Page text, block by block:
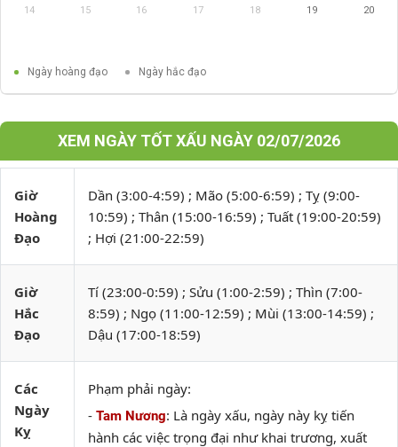
14 15 16 17 18 19 20
Ngày hoàng đạo Ngày hắc đạo
XEM NGÀY TỐT XẤU NGÀY 02/07/2026
Giờ
Hoàng
Đạo
Dần (3:00-4:59) ; Mão (5:00-6:59) ; Tỵ (9:00-
10:59) ; Thân (15:00-16:59) ; Tuất (19:00-20:59)
; Hợi (21:00-22:59)
Giờ
Hắc
Đạo
Tí (23:00-0:59) ; Sửu (1:00-2:59) ; Thìn (7:00-
8:59) ; Ngọ (11:00-12:59) ; Mùi (13:00-14:59) ;
Dậu (17:00-18:59)
Các
Ngày
Kỵ
Phạm phải ngày:
- Tam Nương: Là ngày xấu, ngày này kỵ tiến
hành các việc trọng đại như khai trương, xuất